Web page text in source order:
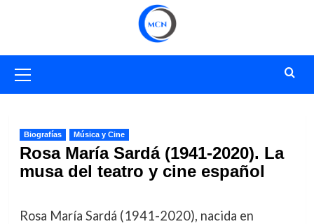
primario
Biografías Música y Cine
Rosa María Sardá (1941-2020). La
musa del teatro y cine español
Rosa María Sardá (1941-2020), nacida en